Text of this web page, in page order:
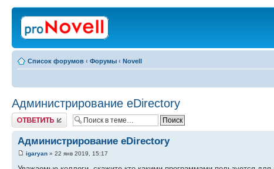
Список форумов ‹ Форумы ‹ Novell
Администрирование eDirectory
Ответить
Администрирование eDirectory
igaryan » 22 янв 2019, 15:17